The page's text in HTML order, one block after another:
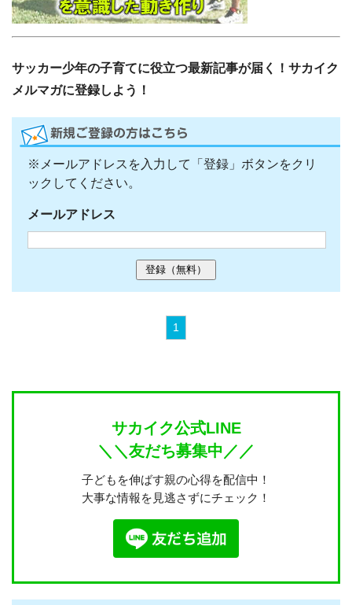
サッカー少年の子育てに役立つ最新記事が届く！サカイク
メルマガに登録しよう！
※メールアドレスを入力して「登録」ボタンをクリ
ックしてください。
メールアドレス
1
サカイク公式LINE
＼＼友だち募集中／／
子どもを伸ばす親の心得を配信中！
大事な情報を見逃さずにチェック！